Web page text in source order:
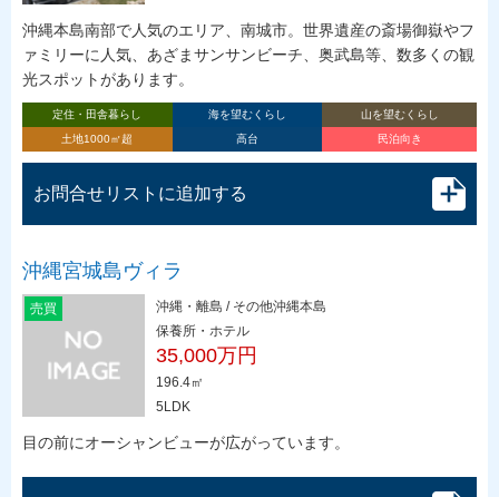
沖縄本島南部で人気のエリア、南城市。世界遺産の斎場御嶽やフ
ァミリーに人気、あざまサンサンビーチ、奥武島等、数多くの観
光スポットがあります。
定住・田舎暮らし 海を望むくらし
山を望むくらし
土地1000㎡超
高台 民泊向き
お問合せリストに追加する
沖縄宮城島ヴィラ
売買
沖縄・離島 / その他沖縄本島
保養所・ホテル
35,000万円
196.4㎡
5LDK
目の前にオーシャンビューが広がっています。